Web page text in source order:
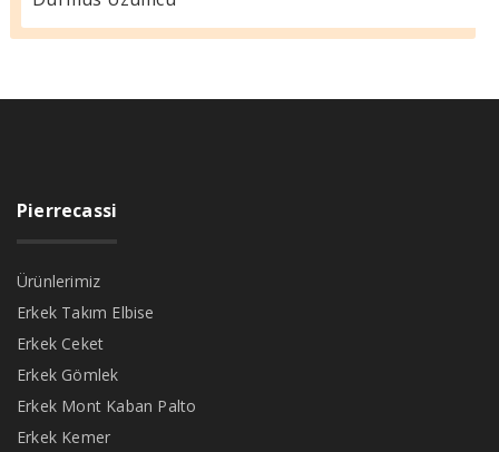
Pierrecassi
Ürünlerimiz
Erkek Takım Elbise
Erkek Ceket
Erkek Gömlek
Erkek Mont Kaban Palto
Erkek Kemer